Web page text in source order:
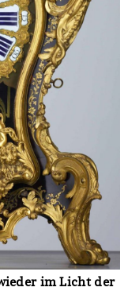
im Licht der